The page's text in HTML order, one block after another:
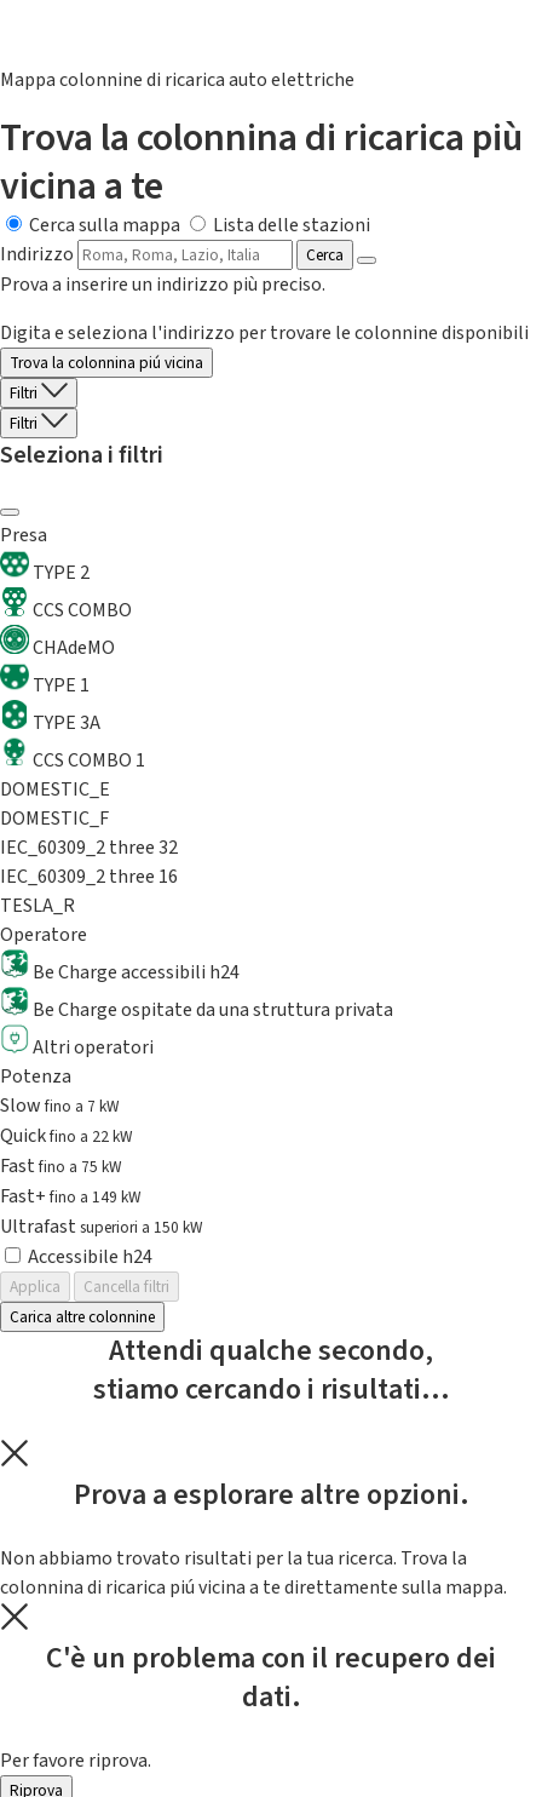
Mappa colonnine di ricarica auto elettriche
Trova la colonnina di ricarica più
vicina a te
Cerca sulla mappa
Lista delle stazioni
Indirizzo
Cerca
Prova a inserire un indirizzo più preciso.
Digita e seleziona l'indirizzo per trovare le colonnine disponibili
Trova la colonnina piú vicina
Filtri
Filtri
Seleziona i filtri
Presa
TYPE 2
CCS COMBO
CHAdeMO
TYPE 1
TYPE 3A
CCS COMBO 1
DOMESTIC_E
DOMESTIC_F
IEC_60309_2 three 32
IEC_60309_2 three 16
TESLA_R
Operatore
Be Charge accessibili h24
Be Charge ospitate da una struttura privata
Altri operatori
Potenza
Slowfino a 7 kW
Quickfino a 22 kW
Fastfino a 75 kW
Fast+fino a 149 kW
Ultrafast superiori a 150 kW
Accessibile h24
Applica
Cancella filtri
Carica altre colonnine
Attendi qualche secondo,
stiamo cercando i risultati...
Prova a esplorare altre opzioni.
Non abbiamo trovato risultati per la tua ricerca. Trova la
colonnina di ricarica piú vicina a te direttamente sulla mappa.
C'è un problema con il recupero dei
dati.
Per favore riprova.
Riprova